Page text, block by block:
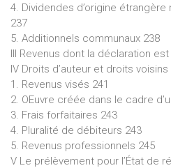
4. Dividendes d’origine
237
5. Additionnels communaux 238
III Revenus dont la déclaration
IV Droits d’auteur et droits voisins
1. Revenus visés 241
2. OEuvre créée dans le cadre
3. Frais forfaitaires 243
4. Pluralité de débiteurs 243
5. Revenus professionnels 245
V Le prélèvement pour l’État de